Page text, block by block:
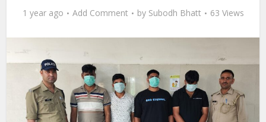
1 year ago Add Comment by Subodh Bhatt 63 Views